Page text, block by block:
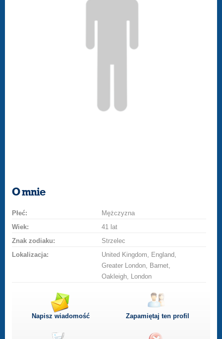
O mnie
Płeć:
Mężczyzna
Wiek:
41 lat
Znak zodiaku:
Strzelec
Lokalizacja:
United Kingdom, England,
Greater London, Barnet,
Oakleigh, London
Napisz wiadomość Zapamiętaj ten profil